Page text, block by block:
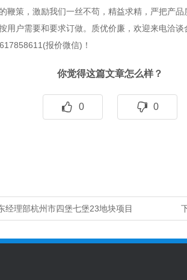
策，激励我们一丝不苟，精益求精，严把产品
用户需要和要求订做。质优价廉，欢迎来电洽谈
报价微信)！
你觉得这篇文章怎么样？
0 0
经理部杭州市四堡七堡23地块项目